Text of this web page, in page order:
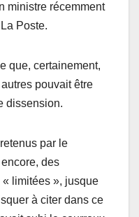
ministre récemment
Poste.
que, certainement,
pouvait être
dissension.
par le
des
limitées », jusque
à citer dans ce